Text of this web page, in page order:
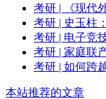
考研 | 《现代
考研 | 史玉柱
考研 | 电子竞
考研 | 家庭联
考研 | 如何跨
本站推荐的文章